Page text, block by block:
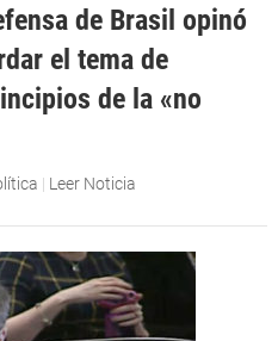
de Brasil opinó
el tema de
de la «no
| Leer Noticia